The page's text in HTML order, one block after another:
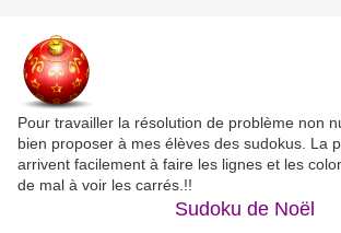
Pour travailler la résolution de problème non
bien proposer à mes élèves des sudokus. La
arrivent facilement à faire les lignes et les
de mal à voir les carrés.!!
Sudoku de Noël